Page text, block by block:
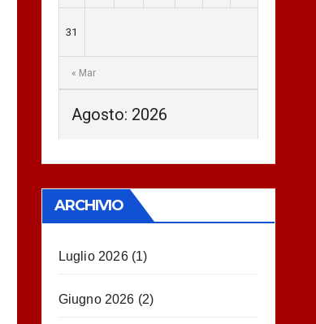
Agosto: 2026
« Mar
31
ARCHIVIO
Luglio 2026(1)
Giugno 2026 (2)